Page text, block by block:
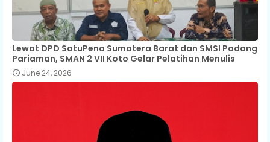
Lewat DPD SatuPena Sumatera Barat dan SMSI Padang
Pariaman, SMAN 2 VII Koto Gelar Pelatihan Menulis
June 24, 2026